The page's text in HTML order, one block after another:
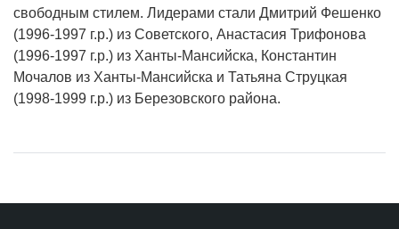
свободным стилем. Лидерами стали Дмитрий Фешенко
(1996-1997 г.р.) из Советского, Анастасия Трифонова
(1996-1997 г.р.) из Ханты-Мансийска, Константин
Мочалов из Ханты-Мансийска и Татьяна Струцкая
(1998-1999 г.р.) из Березовского района.